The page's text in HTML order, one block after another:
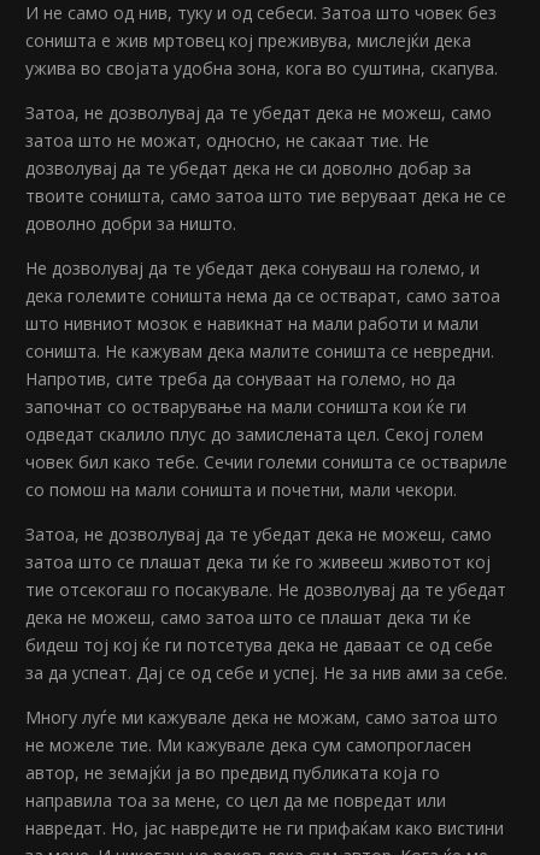
И не само од нив, туку и од себеси. Затоа што човек без
соништа е жив мртовец кој преживува, мислејќи дека
ужива во својата удобна зона, кога во суштина, скапува.
Затоа, не дозволувај да те убедат дека не можеш, само
затоа што не можат, односно, не сакаат тие. Не
дозволувај да те убедат дека не си доволно добар за
твоите соништа, само затоа што тие веруваат дека не се
доволно добри за ништо.
Не дозволувај да те убедат дека сонуваш на големо, и
дека големите соништа нема да се остварат, само затоа
што нивниот мозок е навикнат на мали работи и мали
соништа. Не кажувам дека малите соништа се невредни.
Напротив, сите треба да сонуваат на големо, но да
започнат со остварување на мали соништа кои ќе ги
одведат скалило плус до замислената цел. Секој голем
човек бил како тебе. Сечии големи соништа се оствариле
со помош на мали соништа и почетни, мали чекори.
Затоа, не дозволувај да те убедат дека не можеш, само
затоа што се плашат дека ти ќе го живееш животот кој
тие отсекогаш го посакувале. Не дозволувај да те убедат
дека не можеш, само затоа што се плашат дека ти ќе
бидеш тој кој ќе ги потсетува дека не даваат се од себе
за да успеат. Дај се од себе и успеј. Не за нив ами за себе.
Многу луѓе ми кажувале дека не можам, само затоа што
не можеле тие. Ми кажувале дека сум самопрогласен
автор, не земајќи ја во предвид публиката која го
направила тоа за мене, со цел да ме повредат или
навредат. Но, јас навредите не ги прифаќам како вистини